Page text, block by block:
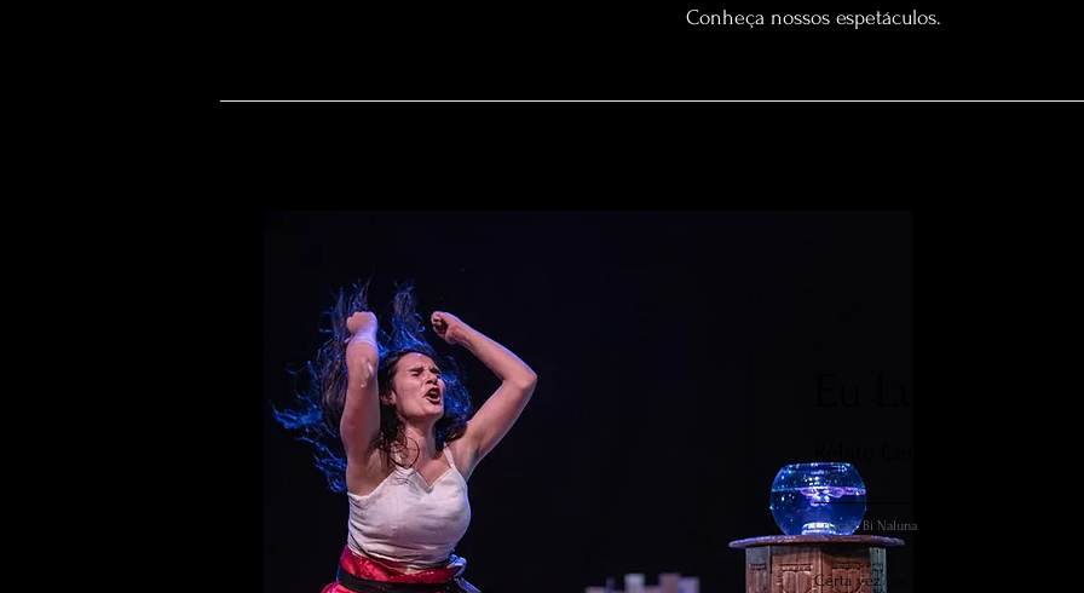
Conheça nossos espetáculos.
Certa vez um peixinho ganhou vida
Criação: Bi Naluna